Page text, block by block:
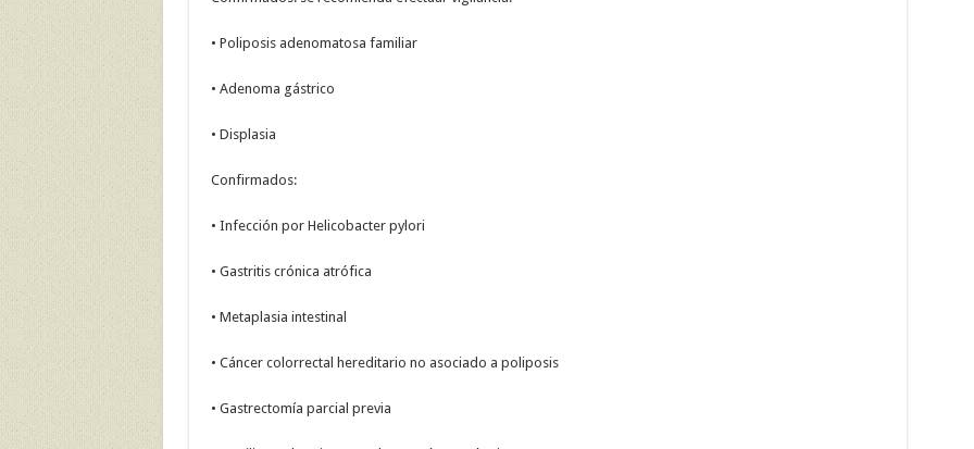
• Poliposis adenomatosa familiar
• Adenoma gástrico
• Displasia
Confirmados:
• Infección por Helicobacter pylori
• Gastritis crónica atrófica
• Metaplasia intestinal
• Cáncer colorrectal hereditario no asociado a poliposis
• Gastrectomía parcial previa